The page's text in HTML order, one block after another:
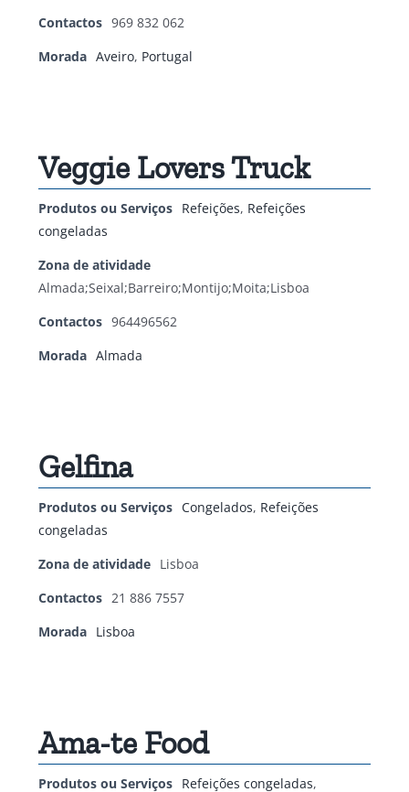
Contactos 969 832 062
Morada Aveiro, Portugal
Veggie Lovers Truck
Produtos ou Serviços Refeições, Refeições
congeladas
Zona de atividade
Almada;Seixal;Barreiro;Montijo;Moita;Lisboa
Contactos 964496562
Morada Almada
Gelfina
Produtos ou Serviços Congelados, Refeições
congeladas
Zona de atividade Lisboa
Contactos 21 886 7557
Morada Lisboa
Ama-te Food
Produtos ou Serviços Refeições congeladas,